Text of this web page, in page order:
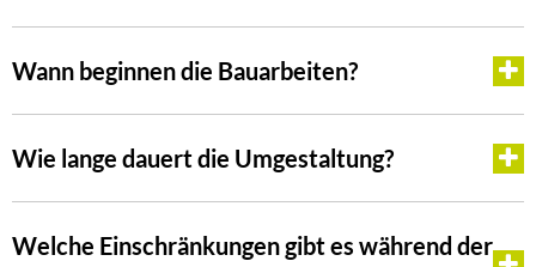
Wann beginnen die Bauarbeiten?
Wie lange dauert die Umgestaltung?
Welche Einschränkungen gibt es während der